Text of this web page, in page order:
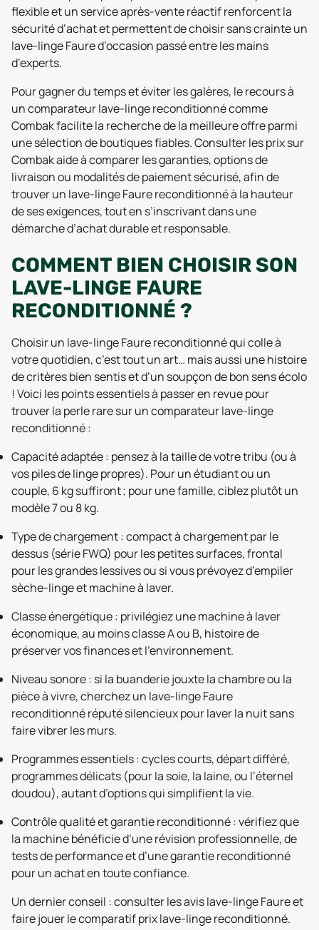
flexible et un service après-vente réactif renforcent la
sécurité d’achat et permettent de choisir sans crainte un
lave-linge Faure d’occasion passé entre les mains
d’experts.
Pour gagner du temps et éviter les galères, le recours à
un comparateur lave-linge reconditionné comme
Combak facilite la recherche de la meilleure offre parmi
une sélection de boutiques fiables. Consulter les prix sur
Combak aide à comparer les garanties, options de
livraison ou modalités de paiement sécurisé, afin de
trouver un lave-linge Faure reconditionné à la hauteur
de ses exigences, tout en s’inscrivant dans une
démarche d’achat durable et responsable.
COMMENT BIEN CHOISIR SON
LAVE-LINGE FAURE
RECONDITIONNÉ ?
Choisir un lave-linge Faure reconditionné qui colle à
votre quotidien, c’est tout un art… mais aussi une histoire
de critères bien sentis et d’un soupçon de bon sens écolo
! Voici les points essentiels à passer en revue pour
trouver la perle rare sur un comparateur lave-linge
reconditionné :
Capacité adaptée : pensez à la taille de votre tribu (ou à
vos piles de linge propres). Pour un étudiant ou un
couple, 6 kg suffiront ; pour une famille, ciblez plutôt un
modèle 7 ou 8 kg.
Type de chargement : compact à chargement par le
dessus (série FWQ) pour les petites surfaces, frontal
pour les grandes lessives ou si vous prévoyez d’empiler
sèche-linge et machine à laver.
Classe énergétique : privilégiez une machine à laver
économique, au moins classe A ou B, histoire de
préserver vos finances et l’environnement.
Niveau sonore : si la buanderie jouxte la chambre ou la
pièce à vivre, cherchez un lave-linge Faure
reconditionné réputé silencieux pour laver la nuit sans
faire vibrer les murs.
Programmes essentiels : cycles courts, départ différé,
programmes délicats (pour la soie, la laine, ou l’éternel
doudou), autant d’options qui simplifient la vie.
Contrôle qualité et garantie reconditionné : vérifiez que
la machine bénéficie d’une révision professionnelle, de
tests de performance et d’une garantie reconditionné
pour un achat en toute confiance.
Un dernier conseil : consulter les avis lave-linge Faure et
faire jouer le comparatif prix lave-linge reconditionné.